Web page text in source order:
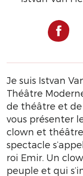
Je suis Istvan
Théâtre
de théâtre et de
vous présenter
clown et
spectacle
roi Emir. Un
peuple et qui